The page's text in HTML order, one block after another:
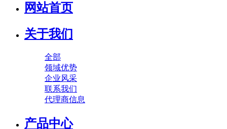
网站首页
关于我们
全部
领域优势
企业风采
联系我们
代理商信息
产品中心